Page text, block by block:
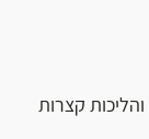
קצרות